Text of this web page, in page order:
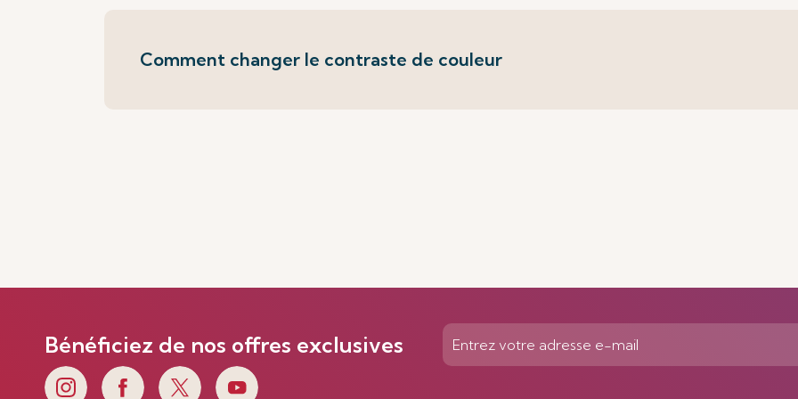
Comment changer le contraste de couleur
Bénéficiez de nos offres exclusives